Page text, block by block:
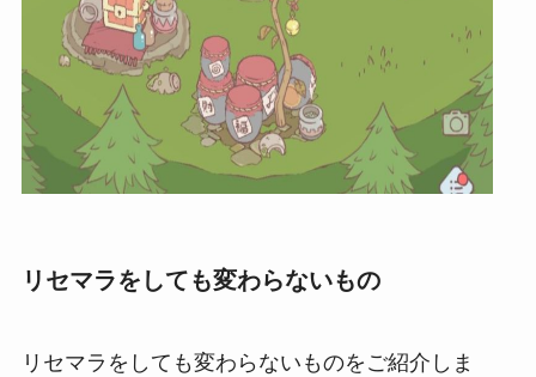
リセマラをしても変わらないもの
リセマラをしても変わらないものをご紹介しま